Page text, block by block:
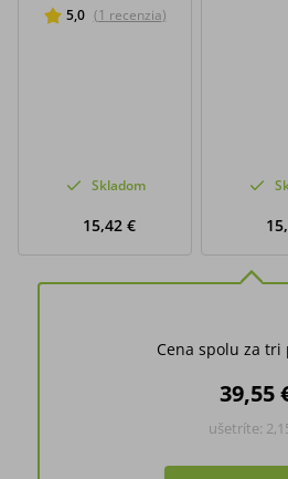
5,0 (1 recenzia)
Skladom
15,42 €
Cena spolu za tri
39,55
ušetríte: